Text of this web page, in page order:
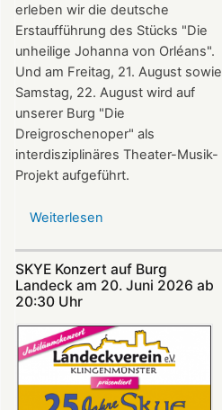
erleben wir die deutsche
Erstaufführung des Stücks "Die
unheilige Johanna von Orléans".
Und am Freitag, 21. August sowie
Samstag, 22. August wird auf
unserer Burg "Die
Dreigroschenoper" als
interdisziplinäres Theater-Musik-
Projekt aufgeführt.
Weiterlesen
Theatersommer
Landeck
SKYE Konzert auf Burg
Landeck am 20. Juni 2026 ab
20:30 Uhr​​​​​​​​​​​​​​